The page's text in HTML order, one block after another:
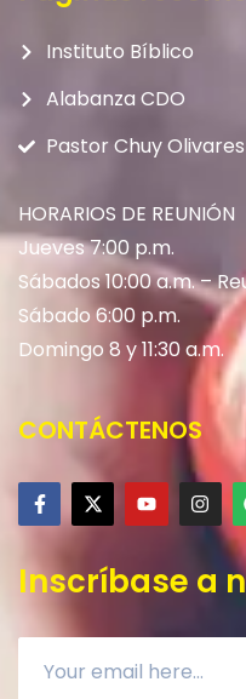
Instituto Bíblico
Alabanza CDO
Pastor Chuy
HORARIOS DE REUNIÓN
Jueves 7:00 p.m.
Sábados 10:00 a.m. –
Sábado 6:00 p.m.
Domingo 8 y 11:30 a.m.
CONTÁCTENOS
Inscríbase a